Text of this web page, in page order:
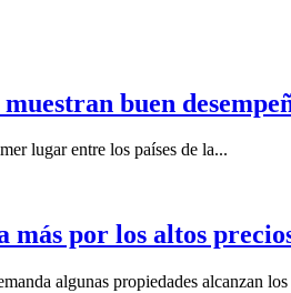
buen
lugar entre los países de la...
más por los altos
algunas propiedades alcanzan